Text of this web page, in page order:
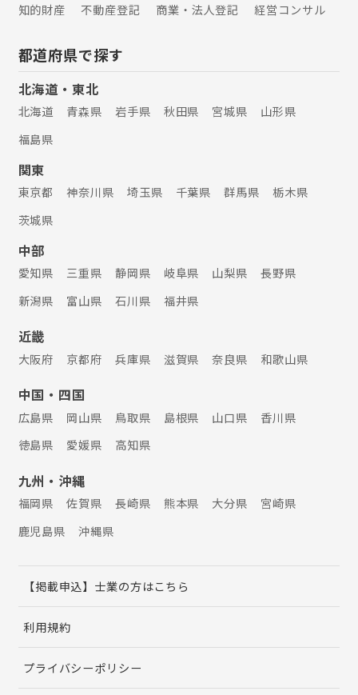
知的財産
不動産登記 商業・法人登記 経営コンサル
都道府県で探す
北海道・東北
北海道 青森県 岩手県 秋田県 宮城県
山形県
福島県
関東
東京都 神奈川県 埼玉県 千葉県 群馬県
栃木県
茨城県
中部
愛知県 三重県 静岡県 岐阜県 山梨県
長野県
新潟県
富山県 石川県 福井県
近畿
大阪府 京都府 兵庫県 滋賀県 奈良県 和歌山県
中国・四国
広島県 岡山県 鳥取県 島根県 山口県
香川県
徳島県
愛媛県 高知県
九州・沖縄
福岡県 佐賀県 長崎県 熊本県 大分県
宮崎県
鹿児島県
沖縄県
【掲載申込】士業の方はこちら
利用規約
プライバシーポリシー